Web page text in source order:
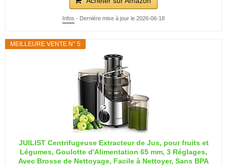
Infos - Dernière mise à jour le 2026-06-18
MEILLEURE VENTE N° 5
JUILIST Centrifugeuse Extracteur de Jus, pour fruits et
Légumes, Goulotte d'Alimentation 65 mm, 3 Réglages,
Avec Brosse de Nettoyage, Facile à Nettoyer, Sans BPA